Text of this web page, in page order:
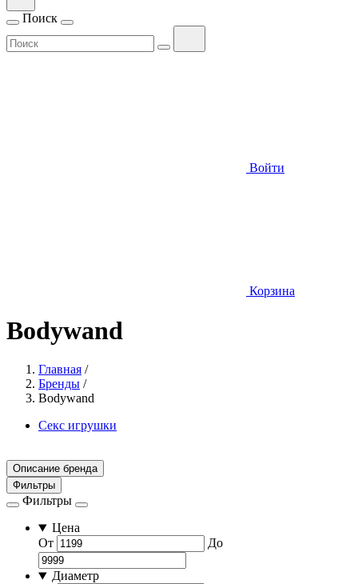
Поиск
Войти
Корзина
Bodywand
Главная /
Бренды /
Bodywand
Секс игрушки
Описание бренда
Фильтры
Фильтры
Цена
От
До
Диаметр